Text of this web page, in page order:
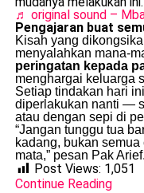
♬ original sound –
Pengajaran buat
Kisah yang
menyalahkan mana-
peringatan kepada
menghargai keluarga
Setiap tindakan hari
diperlakukan nanti —
atau dengan sepi di
“Jangan tunggu tua
kadang, bukan
mata,” pesan Pak Arief.
Post Views: 1,051
Continue Reading